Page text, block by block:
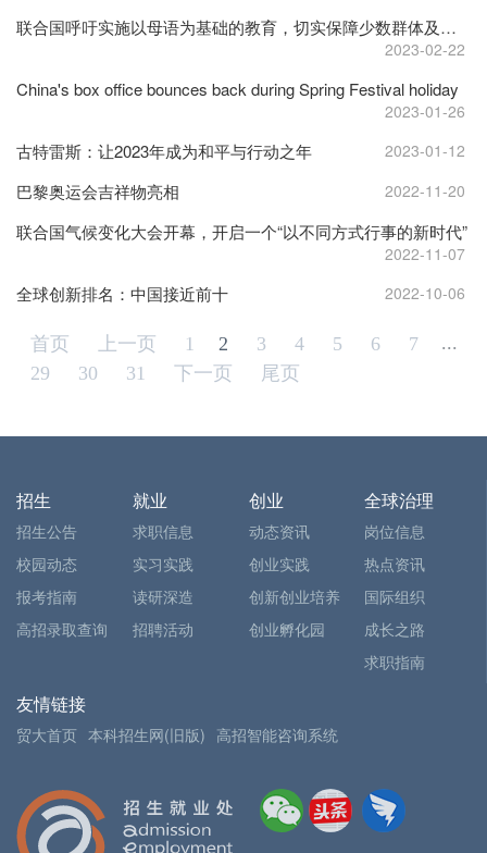
联合国呼吁实施以母语为基础的教育，切实保障少数群体及土著人民权利
2023-02-22
China's box office bounces back during Spring Festival holiday
2023-01-26
古特雷斯：让2023年成为和平与行动之年 2023-01-12
巴黎奥运会吉祥物亮相 2022-11-20
联合国气候变化大会开幕，开启一个“以不同方式行事的新时代”
2022-11-07
全球创新排名：中国接近前十 2022-10-06
首页 上一页 1 2 3 4 5 6 7
...
29
30 31 下一页 尾页
招生
招生公告
校园动态
报考指南
高招录取查询
就业
求职信息
实习实践
读研深造
招聘活动
创业
动态资讯
创业实践
创新创业培养
创业孵化园
全球治理
岗位信息
热点资讯
国际组织
成长之路
求职指南
友情链接
贸大首页 本科招生网(旧版) 高招智能咨询系统